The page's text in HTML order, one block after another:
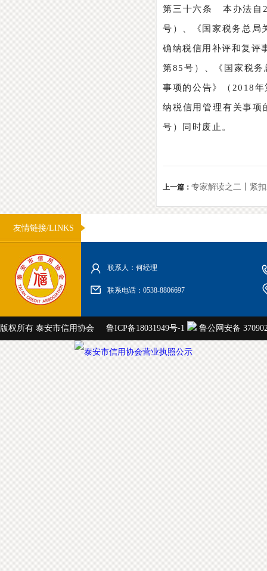
第三十六条 本办法自
号）、《国家税务总局
确纳税信用补评和复评
第85号）、《国家税
事项的公告》（2018
纳税信用管理有关事项
号）同时废止。
上一篇： 专家解读之二丨紧
友情链接/LINKS
联系人：何经理
联系电话：0538-8806697
版权所有 泰安市信用协会 鲁ICP备18031949号-1 鲁公网安备